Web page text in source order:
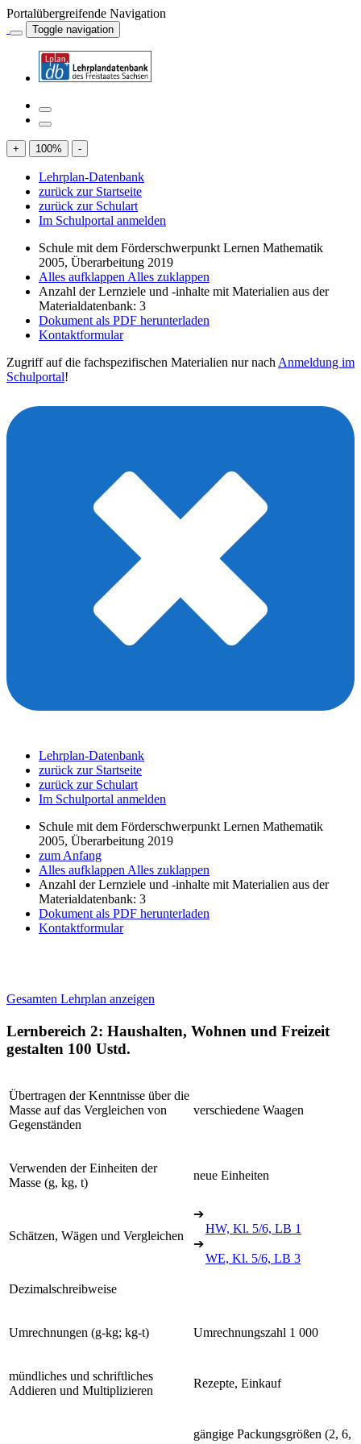
Portalübergreifende Navigation
Toggle navigation
+ 100% -
Lehrplan-Datenbank
zurück zur Startseite
zurück zur Schulart
Im Schulportal anmelden
Schule mit dem Förderschwerpunkt Lernen Mathematik
2005, Überarbeitung 2019
Alles aufklappen Alles zuklappen
Anzahl der Lernziele und -inhalte mit Materialien aus der
Materialdatenbank: 3
Dokument als PDF herunterladen
Kontaktformular
Zugriff auf die fachspezifischen Materialien nur nach Anmeldung im
Schulportal!
Lehrplan-Datenbank
zurück zur Startseite
zurück zur Schulart
Im Schulportal anmelden
Schule mit dem Förderschwerpunkt Lernen Mathematik
2005, Überarbeitung 2019
zum Anfang
Alles aufklappen Alles zuklappen
Anzahl der Lernziele und -inhalte mit Materialien aus der
Materialdatenbank: 3
Dokument als PDF herunterladen
Kontaktformular
Gesamten Lehrplan anzeigen
Lernbereich 2: Haushalten, Wohnen und Freizeit
gestalten 100 Ustd.
Übertragen der Kenntnisse über die
Masse auf das Vergleichen von
Gegenständen
verschiedene Waagen
Verwenden der Einheiten der
Masse (g, kg, t)
neue Einheiten
Schätzen, Wägen und Vergleichen
➔
HW, Kl. 5/6, LB 1
➔
WE, Kl. 5/6, LB 3
Dezimalschreibweise
Umrechnungen (g-kg; kg-t) Umrechnungszahl 1 000
mündliches und schriftliches
Addieren und Multiplizieren
Rezepte, Einkauf
gängige Packungsgrößen (2, 6,